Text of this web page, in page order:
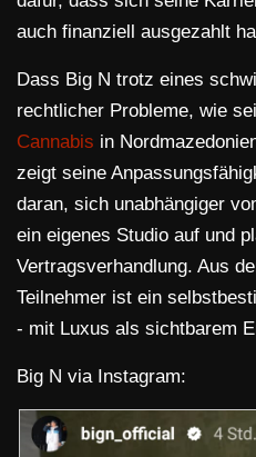
auch finanziell ausgezahlt
Dass Big N trotz eines
rechtlicher Probleme, wie
Cannabis in
zeigt seine
daran, sich unabhängiger
ein eigenes Studio auf und
Vertragsverhandlung. Aus
Teilnehmer ist ein
- mit Luxus als sichtbarem
Big N via Instagram: